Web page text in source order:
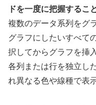
ドを一度に把握するこ
複数のデータ系列をグ
グラフにしたいすべて
択してからグラフを挿
各列または行を独立し
れ異なる色や線種で表